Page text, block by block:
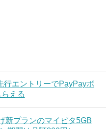
行エントリーでPayPayボ
える
新プランのマイピタ5GB